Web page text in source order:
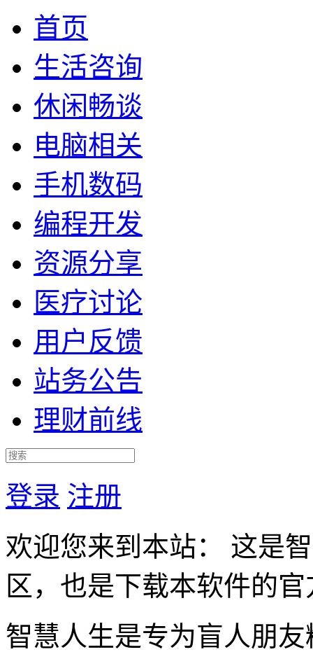
首页
生活咨询
休闲畅谈
电脑相关
手机数码
编程开发
资源分享
医疗讨论
用户反馈
站务公告
理财前线
登录 注册
欢迎您来到本站： 这是
区，也是下载本软件的
智慧人生是专为盲人朋